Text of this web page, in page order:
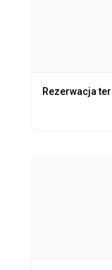
Rezerwacja